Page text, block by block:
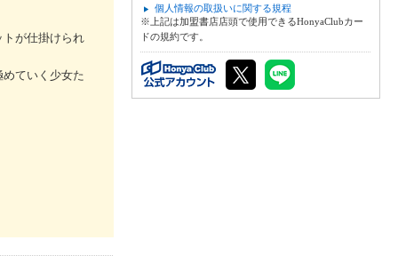
が仕掛けられ
ていく少女た
個人情報の取扱いに関する規程
※上記は加盟書店店頭で使用できるHonyaClubカー
ドの規約です。